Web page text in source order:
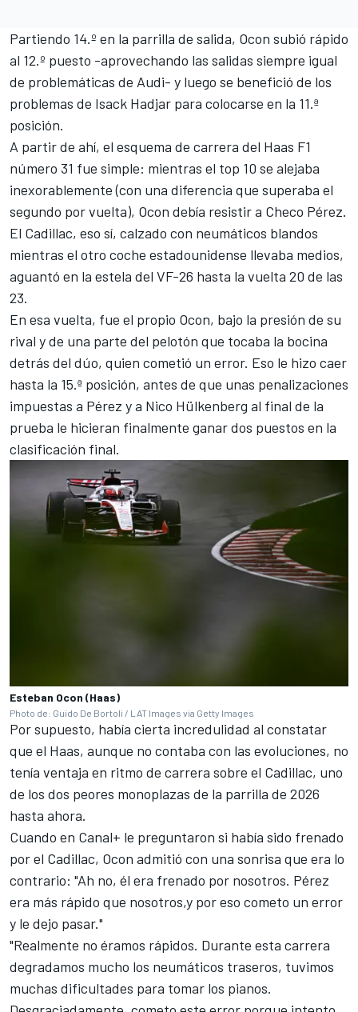
Partiendo 14.º en la parrilla de salida, Ocon subió rápido
al 12.º puesto -aprovechando las salidas siempre igual
de problemáticas de Audi- y luego se benefició de los
problemas de Isack Hadjar para colocarse en la 11.ª
posición.
A partir de ahí, el esquema de carrera del Haas F1
número 31 fue simple: mientras el top 10 se alejaba
inexorablemente (con una diferencia que superaba el
segundo por vuelta), Ocon debía resistir a Checo Pérez.
El Cadillac, eso sí, calzado con neumáticos blandos
mientras el otro coche estadounidense llevaba medios,
aguantó en la estela del VF-26 hasta la vuelta 20 de las
23.
En esa vuelta, fue el propio Ocon, bajo la presión de su
rival y de una parte del pelotón que tocaba la bocina
detrás del dúo, quien cometió un error. Eso le hizo caer
hasta la 15.ª posición, antes de que unas penalizaciones
impuestas a Pérez y a Nico Hülkenberg al final de la
prueba le hicieran finalmente ganar dos puestos en la
clasificación final.
Esteban Ocon (Haas)
Photo de: Guido De Bortoli / LAT Images via Getty Images
Por supuesto, había cierta incredulidad al constatar
que el Haas, aunque no contaba con las evoluciones, no
tenía ventaja en ritmo de carrera sobre el Cadillac, uno
de los dos peores monoplazas de la parrilla de 2026
hasta ahora.
Cuando en Canal+ le preguntaron si había sido frenado
por el Cadillac, Ocon admitió con una sonrisa que era lo
contrario: "Ah no, él era frenado por nosotros. Pérez
era más rápido que nosotros,y por eso cometo un error
y le dejo pasar."
"Realmente no éramos rápidos. Durante esta carrera
degradamos mucho los neumáticos traseros, tuvimos
muchas dificultades para tomar los pianos.